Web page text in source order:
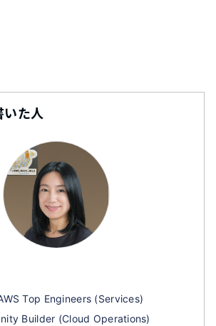
いた人
Top Engineers (Services)
Builder (Cloud Operations)